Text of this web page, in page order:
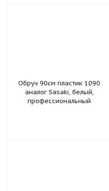
Обруч 90см пластик 1090
аналог Sasaki, белый,
профессиональный